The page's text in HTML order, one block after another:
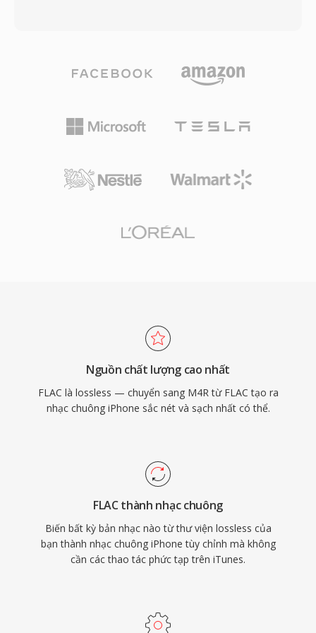
toàn bit-for-bit tín hiệu gốc khi giải mã. Thứ hai,
siêu dữ liệu nhúng qua Vorbis comments và
mà không cần tệp đi kèm. Thứ ba, giấy phép
bản quyền, loại bỏ rào cản pháp lý cho nhà
phát triển và nhà sản xuất phần cứng.
riêng biệt ngăn các bản nhạc thông thường
ngược lại. Tạo M4R bao gồm mã hóa đoạn âm
thanh ngắn dưới dạng AAC, cắt theo độ dài cho
trên macOS gần đây) và GarageBand đều cung
đồng bộ hoặc tải về, nhạc chuông tích hợp với
lượng cao từ codec AAC ngay cả ở kích thước
tệp nhỏ, và khả năng gán nhạc chuông riêng
cho từng liên hệ để nhận diện người gọi ngay
lập tức.
Nguồn chất lượng cao nhất
FLAC là lossless — chuyển sang M4R từ FLAC tạo ra
nhạc chuông iPhone sắc nét và sạch nhất có thể.
FLAC thành nhạc chuông
Biến bất kỳ bản nhạc nào từ thư viện lossless của
bạn thành nhạc chuông iPhone tùy chỉnh mà không
cần các thao tác phức tạp trên iTunes.